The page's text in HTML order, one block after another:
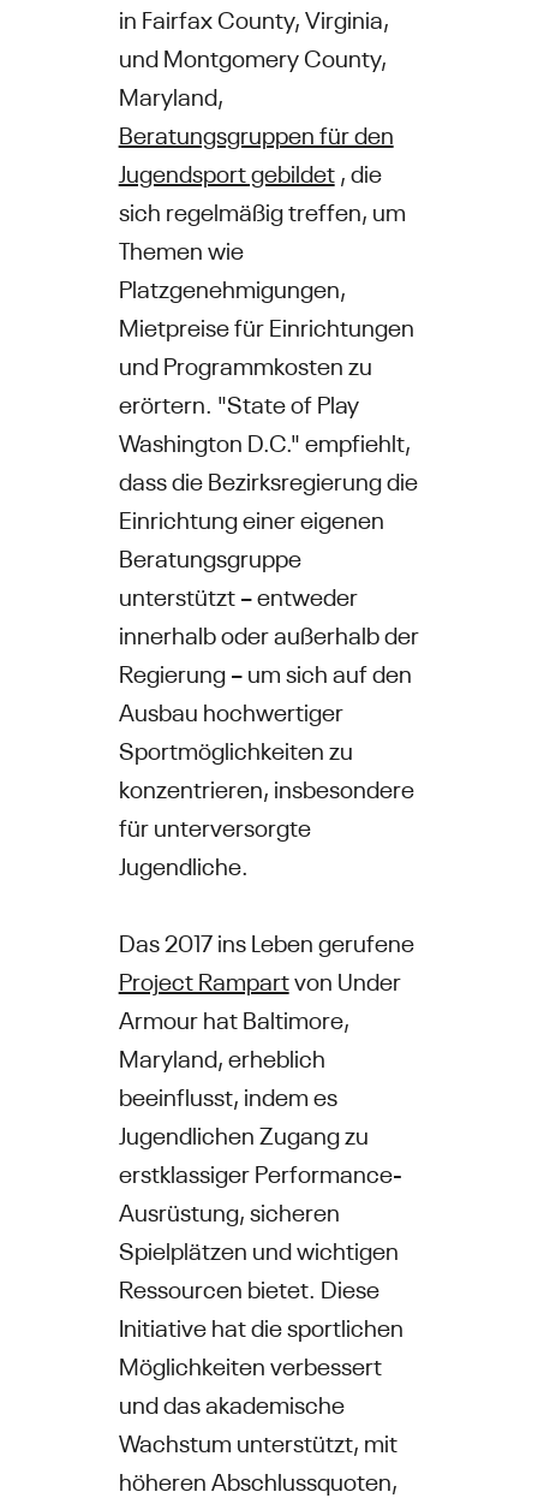
in Fairfax County, Virginia,
und Montgomery County,
Maryland,
Beratungsgruppen für den
Jugendsport gebildet, die
sich regelmäßig treffen, um
Themen wie
Platzgenehmigungen,
Mietpreise für Einrichtungen
und Programmkosten zu
erörtern. "State of Play
Washington D.C." empfiehlt,
dass die Bezirksregierung die
Einrichtung einer eigenen
Beratungsgruppe
unterstützt – entweder
innerhalb oder außerhalb der
Regierung – um sich auf den
Ausbau hochwertiger
Sportmöglichkeiten zu
konzentrieren, insbesondere
für unterversorgte
Jugendliche.
Das 2017 ins Leben gerufene
Project Rampartvon Under
Armour hat Baltimore,
Maryland, erheblich
beeinflusst, indem es
Jugendlichen Zugang zu
erstklassiger Performance-
Ausrüstung, sicheren
Spielplätzen und wichtigen
Ressourcen bietet. Diese
Initiative hat die sportlichen
Möglichkeiten verbessert
und das akademische
Wachstum unterstützt, mit
höheren Abschlussquoten,